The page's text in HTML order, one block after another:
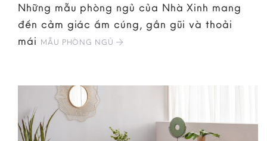
Những mẫu phòng ngủ của Nhà Xinh mang
đến cảm giác ấm cúng, gần gũi và thoải
mái MẪU PHÒNG NGỦ